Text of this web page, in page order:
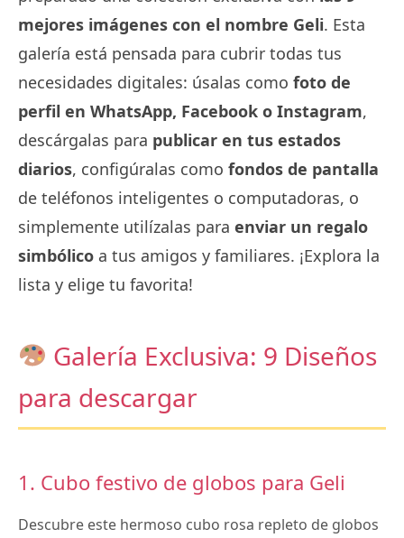
mejores imágenes con el nombre Geli. Esta
galería está pensada para cubrir todas tus
necesidades digitales: úsalas como foto de
perfil en WhatsApp, Facebook o Instagram,
descárgalas para publicar en tus estados
diarios, configúralas como fondos de pantalla
de teléfonos inteligentes o computadoras, o
simplemente utilízalas para enviar un regalo
simbólico a tus amigos y familiares. ¡Explora la
lista y elige tu favorita!
Galería Exclusiva: 9 Diseños
para descargar
1. Cubo festivo de globos para Geli
Descubre este hermoso cubo rosa repleto de globos